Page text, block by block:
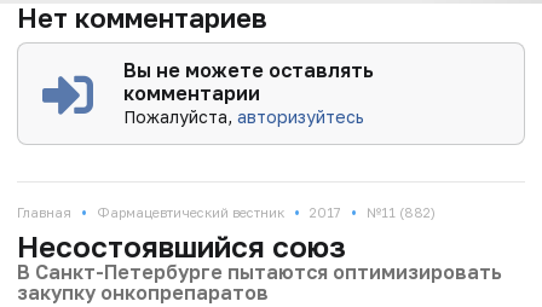
Нет комментариев
Вы не можете оставлять
комментарии
Пожалуйста,авторизуйтесь
Главная • Фармацевтический вестник • 2017 • №11 (882)
Несостоявшийся союз
В Санкт-Петербурге пытаются оптимизировать
закупку онкопрепаратов